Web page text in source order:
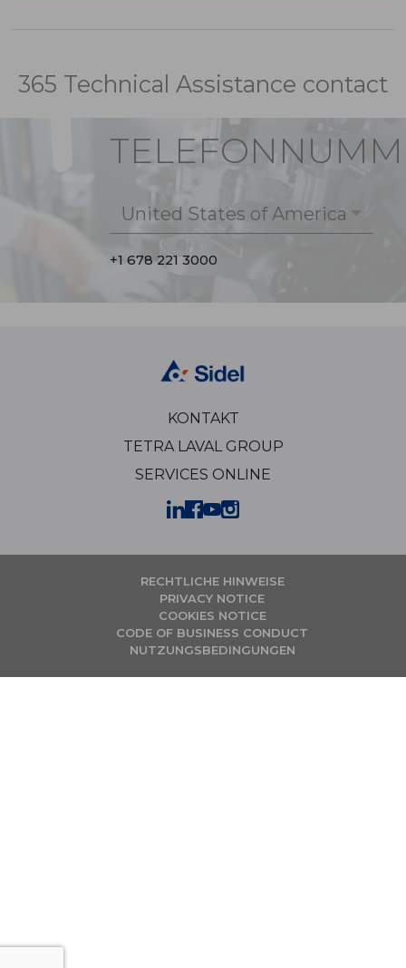
365 Technical Assistance contact
United States of America
+1 678 221 3000
KONTAKT
TETRA LAVAL GROUP
SERVICES ONLINE
RECHTLICHE HINWEISE
PRIVACY NOTICE
COOKIES NOTICE
CODE OF BUSINESS CONDUCT
NUTZUNGSBEDINGUNGEN